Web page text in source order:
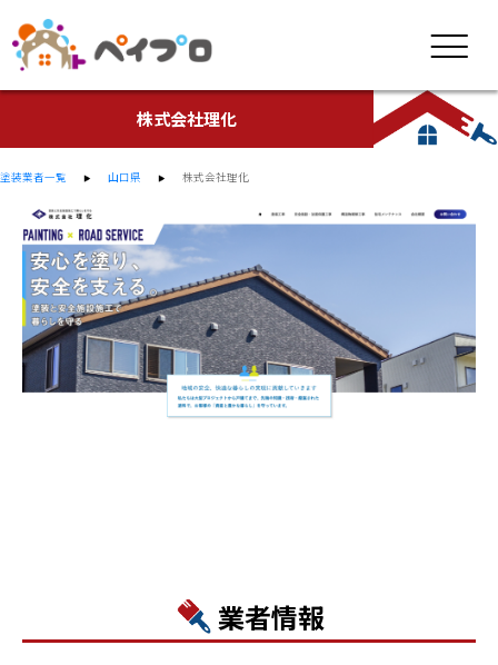
株式会社理化
塗装業者一覧 山口県 株式会社理化
業者情報